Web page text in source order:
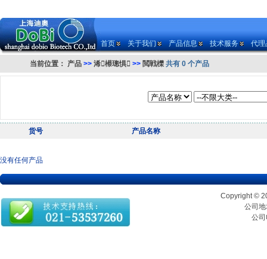
首页 关于我们 产品信息 技术服务 代理
当前位置： 产品 >> 浠櫒璁惧 >> 閲戦櫟 共有 0 个产品
货号 产品名称
没有任何产品
Copyright ©
公司
公